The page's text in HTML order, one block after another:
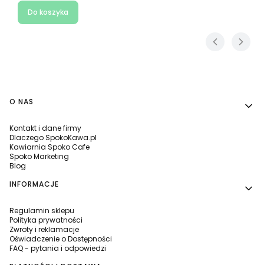
Do koszyka
Linki w stopce
O NAS
Kontakt i dane firmy
Dlaczego SpokoKawa.pl
Kawiarnia Spoko Cafe
Spoko Marketing
Blog
INFORMACJE
Regulamin sklepu
Polityka prywatności
Zwroty i reklamacje
Oświadczenie o Dostępności
FAQ - pytania i odpowiedzi